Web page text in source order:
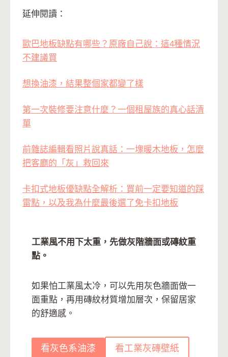
延伸閱讀：
歐巴地板缺點有哪些？原廠自己說：這4種情況
不建議買
想換油漆，結果整個家都變了樣
第一次裝修要注意什麼？一個租屋族的真心話清
單
前雜誌編輯看照片說真話：一塊暖木地板，怎麼
把客廳的「灰」救回來
卡扣式地板優缺點全解析：買前一定要知道的踩
雷點，以及我為什麼最後選了免卡扣地板
工業風不用下太重，先做灰階牆面或磚紋重
點。
如果怕工業風太冷，可以先用灰色牆面做一
面重點，再用磚紋材質增加層次，保留居家
的舒適感。
看灰色系油漆 看工業灰磚壁紙